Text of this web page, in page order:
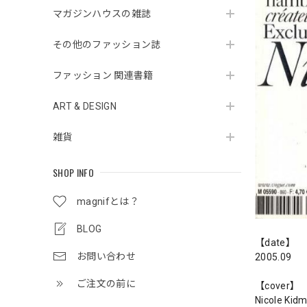
マガジンハウスの雑誌
その他のファッション誌
ファッション 関連書籍
ART & DESIGN
雑貨
SHOP INFO
magnifとは？
BLOG
お問い合わせ
ご注文の前に
【date】
2005.09
【cover】
Nicole